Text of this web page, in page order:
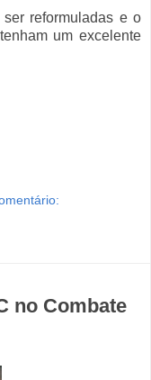
reformuladas e o
um excelente
no Combate